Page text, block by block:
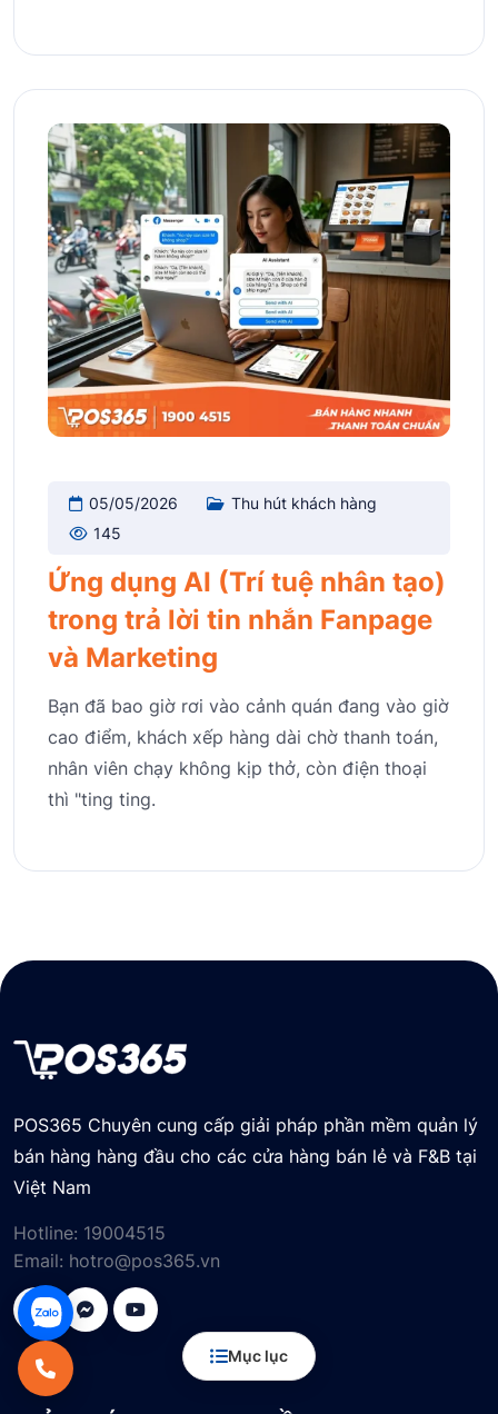
Mục lục
05/05/2026
Thu hút khách hàng
145
Ứng dụng AI (Trí tuệ nhân tạo)
trong trả lời tin nhắn Fanpage
và Marketing
Bạn đã bao giờ rơi vào cảnh quán đang vào giờ
cao điểm, khách xếp hàng dài chờ thanh toán,
nhân viên chạy không kịp thở, còn điện thoại
thì "ting ting.
POS365 Chuyên cung cấp giải pháp phần mềm quản lý
bán hàng hàng đầu cho các cửa hàng bán lẻ và F&B tại
Việt Nam
Hotline: 19004515
Email: hotro@pos365.vn